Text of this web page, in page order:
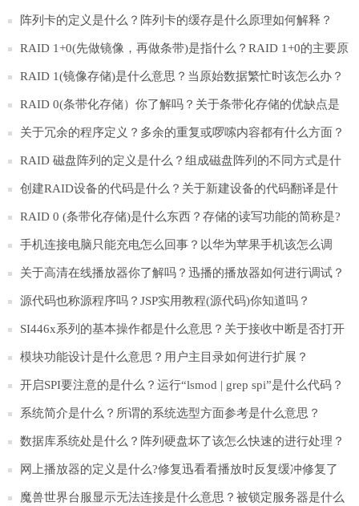
正开发？
阵列卡的定义是什么？阵列卡的缓存是什么原理如何解释？
RAID 1+0(先做镜像，再做条带)是指什么？RAID 1+0的主要原
理和优缺点是什么？
RAID 1(镜像存储)是什么意思？当原始数据繁忙时该怎么办？
RAID 0(条带化存储）你了解吗？关于条带化存储的优缺点是
什么？
关于冗余的程序定义？多余的重复或啰嗦内容都有什么方面？
RAID 磁盘阵列的定义是什么？组成磁盘阵列的不同方式是什
么意思如何理解？
创建RAID设备的代码是什么？关于新建设备的代码翻译是什
么？
RAID 0 (条带化存储)是什么东西？存储的读写功能的简称是?
手机连接电脑只能充电怎么回事？以华为苹果手机该怎么调
试？
关于高清在线播放器你了解吗？迅播的播放器如何进行调试？
源代码也称源程序吗？JSP实用教程(源代码)你知道吗？
SI446x系列的基本操作都是什么意思？关于接收中断是否打开
的提前注意？
模块功能设计是什么意思？用户主目录如何进行扩展？
开启SPI要注意的是什么？运行“lsmod | grep spi”是什么代码？
系统简介是什么？所谓的系统选型方面参考是什么意思？
数据库系统处是什么？阵列硬盘坏了该怎么快速的进行处理？
网上播放器的定义是什么?修复迅看看播放时反复缓冲修复了
吗？
魔兽世界台服显示无法连接是什么意思？被锁定服务器是什么